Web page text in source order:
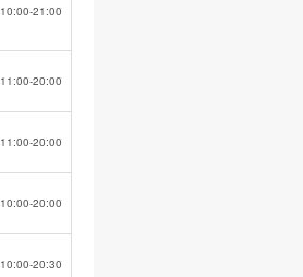
10:00-21:00
11:00-20:00
11:00-20:00
10:00-20:00
10:00-20:30